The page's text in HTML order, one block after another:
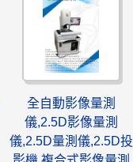
全自動影像量測
儀,2.5D影像量測
儀,2.5D量測儀,2.5D投